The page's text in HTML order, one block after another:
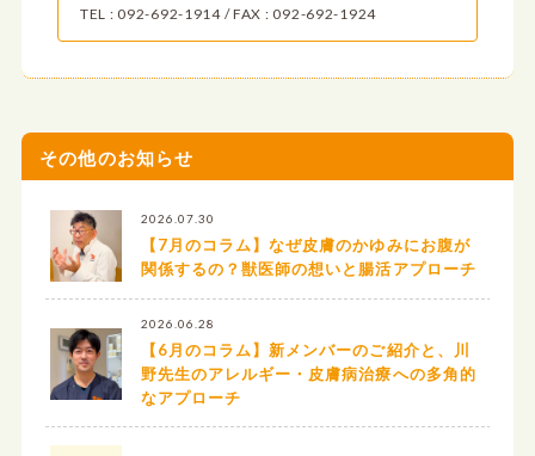
TEL : 092-692-1914 / FAX : 092-692-1924
その他のお知らせ
2026.07.30
【7月のコラム】なぜ皮膚のかゆみにお腹が
関係するの？獣医師の想いと腸活アプローチ
2026.06.28
【6月のコラム】新メンバーのご紹介と、川
野先生のアレルギー・皮膚病治療への多角的
なアプローチ